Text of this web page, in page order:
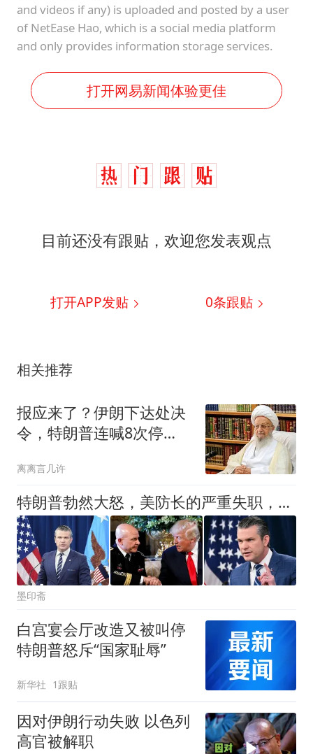
and videos if any) is uploaded and posted by a user
of NetEase Hao, which is a social media platform
and only provides information storage services.
打开网易新闻体验更佳
目前还没有跟贴，欢迎您发表观点
打开APP发贴 0条跟贴
相关推荐
报应来了？伊朗下达处决
令，特朗普连喊8次停
离离言几许
特朗普勃然大怒，美防长的严重失职，得让他拉下脸去求内塔尼亚胡
墨印斋
白宫宴会厅改造又被叫停
特朗普怒斥“国家耻辱”
新华社 1跟贴
因对伊朗行动失败 以色列
高官被解职